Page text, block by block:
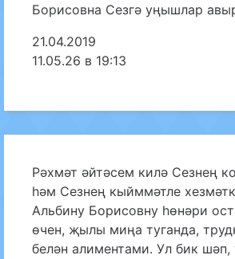
Борисовна Сезгә уңышлар
21.04.2019
11.05.26 в 19:13
Рәхмәт әйтәсем килә Сезнең
һәм Сезнең кыйммәтле
Альбину Борисовну һөнәри
өчен, җылы миңа туганда,
белән алиментами. Ул бик шәп,